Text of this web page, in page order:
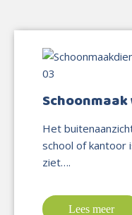
Het
school of kantoor
ziet….
Lees meer